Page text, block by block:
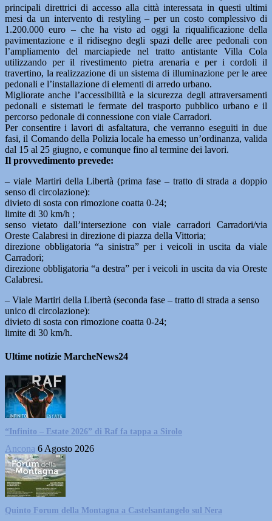
principali direttrici di accesso alla città interessata in questi ultimi
mesi da un intervento di restyling – per un costo complessivo di
1.200.000 euro – che ha visto ad oggi la riqualificazione della
pavimentazione e il ridisegno degli spazi delle aree pedonali con
l’ampliamento del marciapiede nel tratto antistante Villa Cola
utilizzando per il rivestimento pietra arenaria e per i cordoli il
travertino, la realizzazione di un sistema di illuminazione per le aree
pedonali e l’installazione di elementi di arredo urbano.
Migliorate anche l’accessibilità e la sicurezza degli attraversamenti
pedonali e sistemati le fermate del trasporto pubblico urbano e il
percorso pedonale di connessione con viale Carradori.
Per consentire i lavori di asfaltatura, che verranno eseguiti in due
fasi, il Comando della Polizia locale ha emesso un’ordinanza, valida
dal 15 al 25 giugno, e comunque fino al termine dei lavori.
Il provvedimento prevede:
– viale Martiri della Libertà (prima fase – tratto di strada a doppio
senso di circolazione):
divieto di sosta con rimozione coatta 0-24;
limite di 30 km/h ;
senso vietato dall’intersezione con viale carradori Carradori/via
Oreste Calabresi in direzione di piazza della Vittoria;
direzione obbligatoria “a sinistra” per i veicoli in uscita da viale
Carradori;
direzione obbligatoria “a destra” per i veicoli in uscita da via Oreste
Calabresi.
– Viale Martiri della Libertà (seconda fase – tratto di strada a senso
unico di circolazione):
divieto di sosta con rimozione coatta 0-24;
limite di 30 km/h.
Ultime notizie MarcheNews24
“Infinito – Estate 2026” di Raf fa tappa a Sirolo
Ancona 6 Agosto 2026
Quinto Forum della Montagna a Castelsantangelo sul Nera